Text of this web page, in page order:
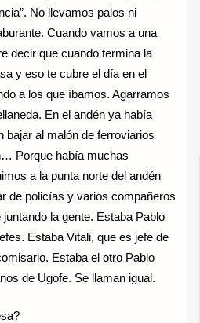
No llevamos palos ni
Cuando vamos a una
decir que cuando termina la
y eso te cubre el día en el
a los que íbamos. Agarramos
En el andén ya había
bajar al malón de ferroviarios
Porque había muchas
a la punta norte del andén
de policías y varios compañeros
la gente. Estaba Pablo
Estaba Vitali, que es jefe de
Estaba el otro Pablo
de Ugofe. Se llaman igual.